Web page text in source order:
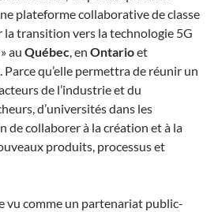
plateforme collaborative de classe
la transition vers la technologie 5G
au Québec, en Ontarioet
. Parce qu’elle permettra de réunir un
de l’industrie et du
d’universités dans les
de collaborer à la création et à la
produits, processus et
vu comme un partenariat public-